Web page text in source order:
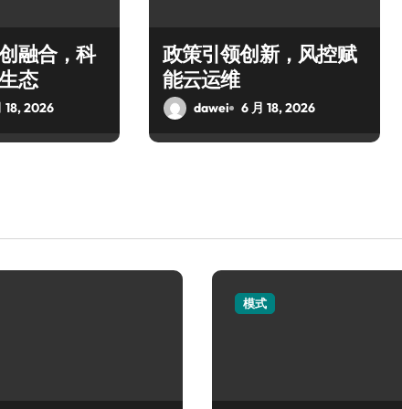
融合，科
态
18, 2026
政策引领创新，风控赋
能云运维
dawei 6 月 18, 2026
模式